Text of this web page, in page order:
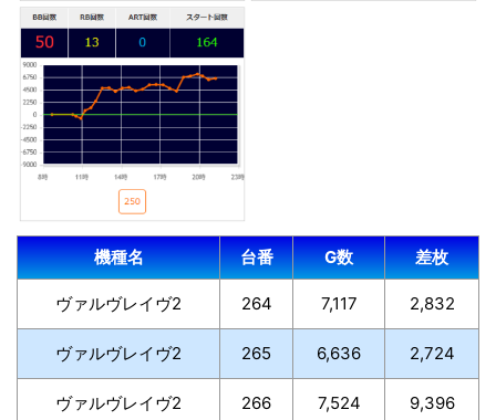
機種名 台番 G数 差枚
ヴァルヴレイヴ2 264 7,117 2,832
ヴァルヴレイヴ2 265 6,636 2,724
ヴァルヴレイヴ2 266 7,524 9,396